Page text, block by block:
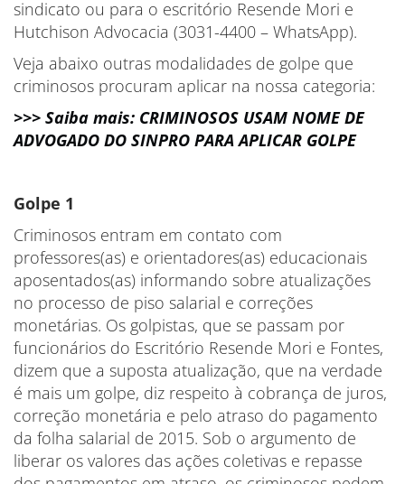
sindicato ou para o escritório Resende Mori e
Hutchison Advocacia (3031-4400 – WhatsApp).
Veja abaixo outras modalidades de golpe que
criminosos procuram aplicar na nossa categoria:
>>> Saiba mais: CRIMINOSOS USAM NOME DE
ADVOGADO DO SINPRO PARA APLICAR GOLPE
Golpe 1
Criminosos entram em contato com
professores(as) e orientadores(as) educacionais
aposentados(as) informando sobre atualizações
no processo de piso salarial e correções
monetárias. Os golpistas, que se passam por
funcionários do Escritório Resende Mori e Fontes,
dizem que a suposta atualização, que na verdade
é mais um golpe, diz respeito à cobrança de juros,
correção monetária e pelo atraso do pagamento
da folha salarial de 2015. Sob o argumento de
liberar os valores das ações coletivas e repasse